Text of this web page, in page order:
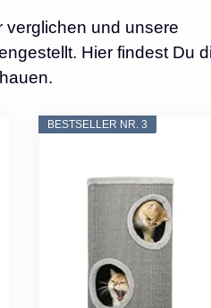
verglichen und unsere
Hier findest Du
BESTSELLER NR. 3